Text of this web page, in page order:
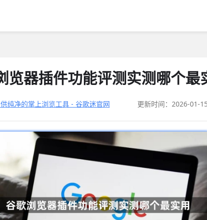
览器插件功能评测实测哪个最
纯净的掌上浏览工具 - 谷歌迷官网 更新时间：2026-01-